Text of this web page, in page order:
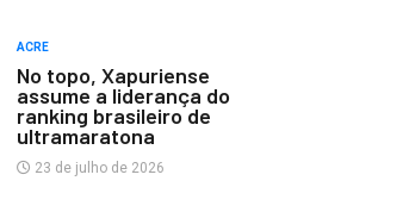
ACRE
No topo, Xapuriense
assume a liderança do
ranking brasileiro de
ultramaratona
23 de julho de 2026